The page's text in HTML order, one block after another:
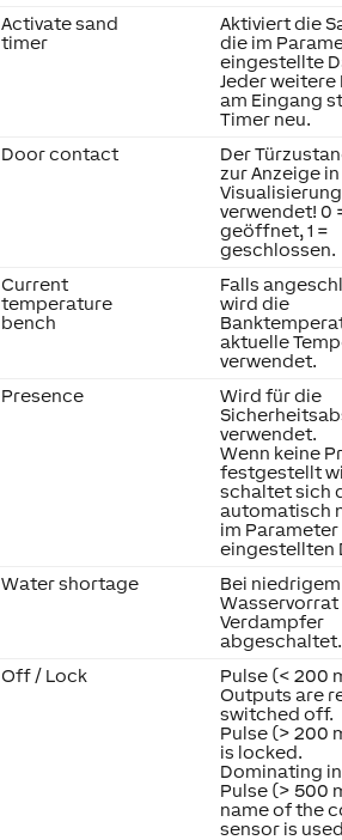
Activate sand
timer
Aktiviert die
die im
eingestellte
Jeder weitere
am Eingang
Timer neu.
Door contact
Der
zur Anzeige
Visualisierung
verwendet! 0
geöffnet, 1 =
geschlossen.
Current
temperature
bench
Falls
wird die
aktuelle
verwendet.
Presence
Wird für die
verwendet.
Wenn keine
festgestellt
schaltet sich
automatisch
im
eingestellten
Water shortage
Bei niedrigem
Verdampfer
abgeschaltet.
Off / Lock
Pulse (< 200
Outputs are
switched off.
Pulse (> 200
is locked.
Dominating
Pulse (> 500
name of the
sensor is